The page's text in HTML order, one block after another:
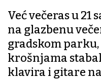
Već večeras u 21
na glazbenu
gradskom parku,
krošnjama
klavira i gitare